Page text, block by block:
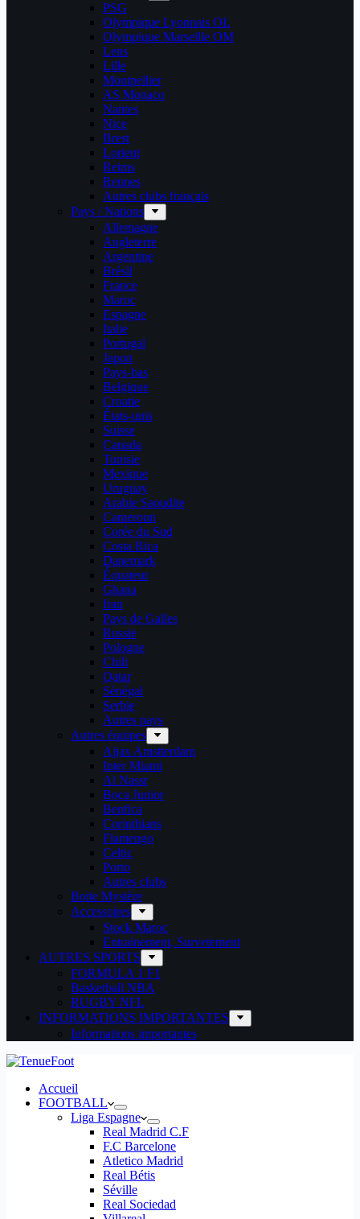
PSG
Olympique Lyonnais OL
Olympique Marseille OM
Lens
Lille
Montpellier
AS Monaco
Nantes
Nice
Brest
Lorient
Reims
Rennes
Autres clubs français
Pays / Nations
Allemagne
Angleterre
Argentine
Brésil
France
Maroc
Espagne
Italie
Portugal
Japon
Pays-bas
Belgique
Croatie
États-unis
Suisse
Canada
Tunisie
Mexique
Uruguay
Arabie Saoudite
Cameroun
Corée du Sud
Costa Rica
Danemark
Équateur
Ghana
Iran
Pays de Galles
Russie
Pologne
Chili
Qatar
Sénégal
Serbie
Autres pays
Autres équipes
Ajjax Amstterdam
Inter Miami
Al Nassr
Boca Junior
Benfica
Corinthians
Flamengo
Celtic
Porto
Autres clubs
Boite Mystère
Accessoires
Stock Maroc
Entrainement, Survetement
AUTRES SPORTS
FORMULA 1 F1
Basketball NBA
RUGBY NFL
INFORMATIONS IMPORTANTES
Informations importantes
Accueil
FOOTBALL
Liga Espagne
Real Madrid C.F
F.C Barcelone
Atletico Madrid
Real Bétis
Séville
Real Sociedad